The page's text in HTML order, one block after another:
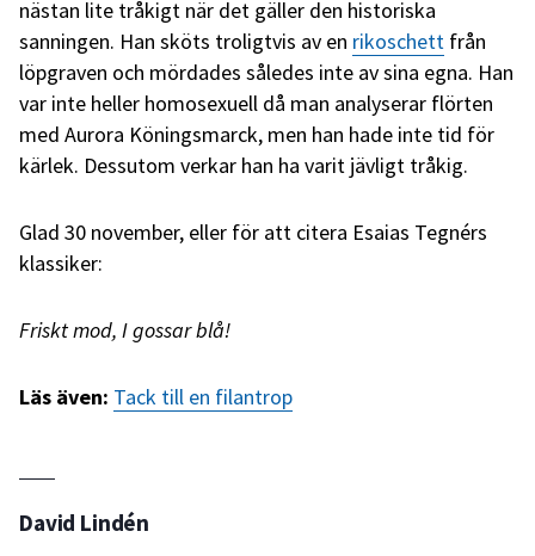
nästan lite tråkigt när det gäller den historiska
sanningen. Han sköts troligtvis av en rikoschett från
löpgraven och mördades således inte av sina egna. Han
var inte heller homosexuell då man analyserar flörten
med Aurora Köningsmarck, men han hade inte tid för
kärlek. Dessutom verkar han ha varit jävligt tråkig.
Glad 30 november, eller för att citera Esaias Tegnérs
klassiker:
Friskt mod, I gossar blå!
Läs även: Tack till en filantrop
David Lindén